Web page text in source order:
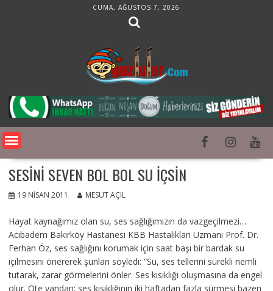
CUMA, AĞUSTOS 7, 2026
SESINI SEVEN BOL BOL SU İÇSIN
19 NISAN 2011 MESUT AÇIL
Hayat kaynağımız olan su, ses sağlığımızın da vazgeçilmezi…
Acıbadem Bakırköy Hastanesi KBB Hastalıkları Uzmanı Prof. Dr.
Ferhan Öz, ses sağlığını korumak için saat başı bir bardak su
içilmesini önererek şunları söyledi: “Su, ses tellerini sürekli nemli
tutarak, zarar görmelerini önler. Ses kısıklığı oluşmasına da engel
olur. Öte yandan; ses kısıklığının iki haftadan fazla sürmesi bazen